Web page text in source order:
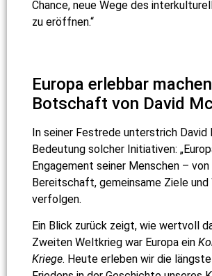
Chance, neue Wege des
zu eröffnen.“
Europa erlebbar
Botschaft von David
In seiner Festrede unterstrich
Bedeutung solcher Initiativen:
Engagement seiner Menschen – von
Bereitschaft, gemeinsame Ziele und
verfolgen.
Ein Blick zurück zeigt, wie wertvoll
Zweiten Weltkrieg war Europa ein
Kriege. Heute erleben wir die